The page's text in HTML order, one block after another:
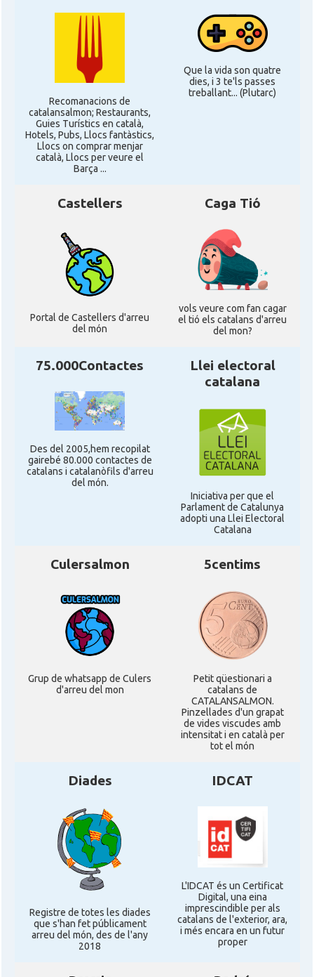
CAMON Catalans a ROSTOCK
CAMON Catalans a Stuttgart
CAMON Catalans a TRIER
CAMON CATALANS A TÜBINGEN
Casal
Associació Catalana d'Essen E.V. /
Casal
Associació Catalana d'Hamburg "El
Pont Blau\"
Casal Casal Català de Frankfurt
e.V.
Casal
Casal Centre Català de Munic
Casal
Katalanischer Salon, e. V.
Acció
Oficina Exterior de Catalunya a
Acció
Oficina Exterior de Catalunya a
Stuttgart
Delegació Delegació del Govern a Alemanya
Consolat general a Dusseldorf
Consolat Consolat general a Hamburg
Consolat
Consolat general a Munich
[München]
Consolat general a Stuttgart
Ambaixada Ambaixada espanyola a Alemanya
Recomanacions de
catalansalmon; Restaurants,
Guies Turístics en català,
Hotels, Pubs, Llocs fantàstics,
Llocs on comprar menjar
català, Llocs per veure el
Barça ...
Que la vida son quatre
dies, i 3 te'ls passes
treballant... (Plutarc)
Castellers
Portal de Castellers d'arreu
del món
Caga Tió
vols veure com fan cagar
el tió els catalans d'arreu
del mon?
75.000Contactes
Des del 2005,hem recopilat
gairebé 80.000 contactes de
catalans i catalanòfils d'arreu
del món.
Llei electoral
catalana
Iniciativa per que el
Parlament de Catalunya
adopti una Llei Electoral
Catalana
Culersalmon
Grup de whatsapp de Culers
d'arreu del mon
5centims
Petit qüestionari a
catalans de
CATALANSALMON.
Pinzellades d'un grapat
de vides viscudes amb
intensitat i en català per
tot el món
Diades
Registre de totes les diades
que s'han fet públicament
arreu del món, des de l'any
2018
IDCAT
L'IDCAT és un Certificat
Digital, una eina
imprescindible per als
catalans de l'exterior, ara,
i més encara en un futur
proper